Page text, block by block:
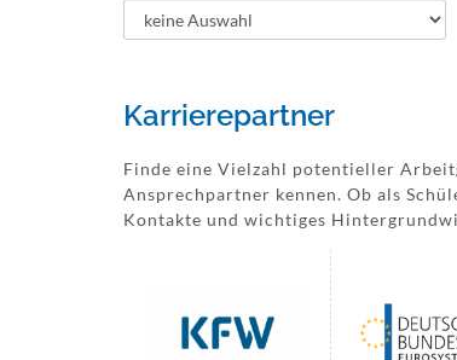
Karrierepartner
Finde eine Vielzahl potentieller
Ansprechpartner kennen. Ob als
Kontakte und wichtiges